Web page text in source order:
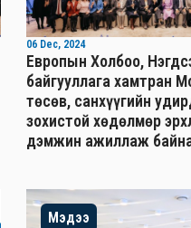
06 Dec, 2024
Европын Холбоо,
байгууллага хамтран
төсөв, санхүүгийн
зохистой хөдөлмөр
дэмжин ажиллаж
Мэдээ